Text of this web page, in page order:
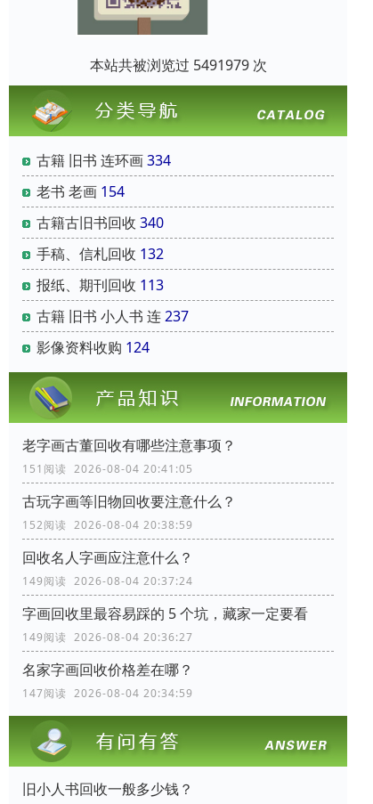
本站共被浏览过 5491979 次
古籍 旧书 连环画334
老书 老画 154
古籍古旧书回收 340
手稿、信札回收 132
报纸、期刊回收 113
古籍 旧书 小人书 连237
影像资料收购 124
老字画古董回收有哪些注意事项？
151阅读 2026-08-04 20:41:05
古玩字画等旧物回收要注意什么？
152阅读 2026-08-04 20:38:59
回收名人字画应注意什么？
149阅读 2026-08-04 20:37:24
字画回收里最容易踩的 5 个坑，藏家一定要看
149阅读 2026-08-04 20:36:27
名家字画回收价格差在哪？
147阅读 2026-08-04 20:34:59
旧小人书回收一般多少钱？